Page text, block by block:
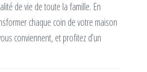
de vie de toute la famille. En
chaque coin de votre maison
conviennent, et profitez d’un